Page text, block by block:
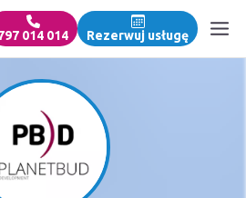
014 014 Rezerwuj usługę